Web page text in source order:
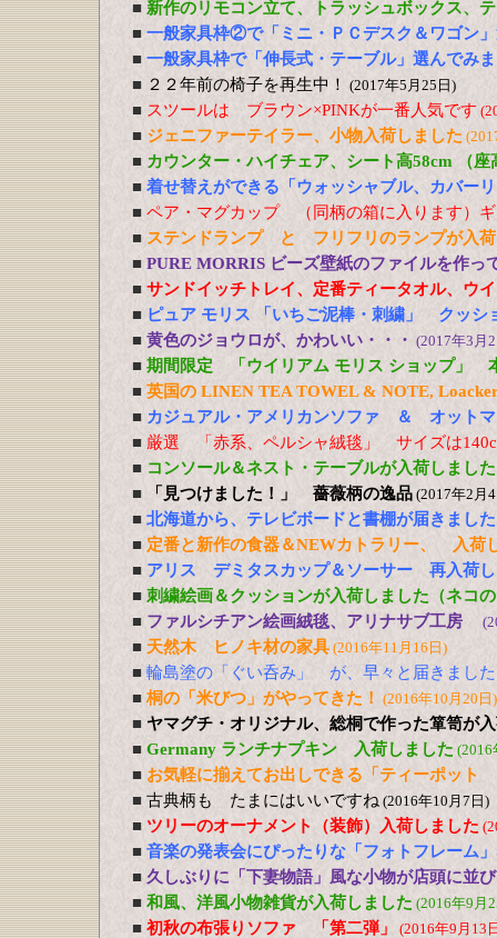
■ 新作のリモコン立て、トラッシュボックス、
■ 一般家具枠②で「ミニ・ＰＣデスク＆ワゴン
■ 一般家具枠で「伸長式・テーブル」選んでみ
■ ２２年前の椅子を再生中！ (2017年5月25日)
■ スツールは ブラウン×PINKが一番人気です
■ ジェニファーテイラー、小物入荷しました
■ カウンター・ハイチェア、シート高58cm （座
■ 着せ替えができる「ウォッシャブル、カバー
■ ペア・マグカップ （同柄の箱に入ります）
■ ステンドランプ と フリフリのランプが入荷
■ PURE MORRIS ビーズ壁紙のファイルを作っ
■ サンドイッチトレイ、定番ティータオル、ウ
■ ピュア モリス 「いちご泥棒・刺繍」 クッシ
■ 黄色のジョウロが、かわいい・・・ (2017年3月
■ 期間限定 「ウイリアム モリス ショップ」
■ 英国の LINEN TEA TOWEL & NOTE,
■ カジュアル・アメリカンソファ ＆ オット
■ 厳選 「赤系、ペルシャ絨毯」 サイズは
■ コンソール＆ネスト・テーブルが入荷しました
■ 「見つけました！」 薔薇柄の逸品 (2017年2月
■ 北海道から、テレビボードと書棚が届きました
■ 定番と新作の食器＆NEWカトラリー、 入荷
■ アリス デミタスカップ＆ソーサー 再入荷し
■ 刺繍絵画＆クッションが入荷しました（ネコ
■ ファルシチアン絵画絨毯、アリナサブ工房
■ 天然木 ヒノキ材の家具 (2016年11月16日)
■ 輪島塗の「ぐい呑み」 が、早々と届きました
■ 桐の「米びつ」がやってきた！ (2016年10月20日)
■ ヤマグチ・オリジナル、総桐で作った箪笥が
■ Germany ランチナプキン 入荷しました (2016
■ お気軽に揃えてお出しできる「ティーポッ
■ 古典柄も たまにはいいですね (2016年10月7日)
■ ツリーのオーナメント（装飾）入荷しました
■ 音楽の発表会にぴったりな「フォトフレーム
■ 久しぶりに「下妻物語」風な小物が店頭に並
■ 和風、洋風小物雑貨が入荷しました (2016年9月
■ 初秋の布張りソファ 「第二弾」 (2016年9月13